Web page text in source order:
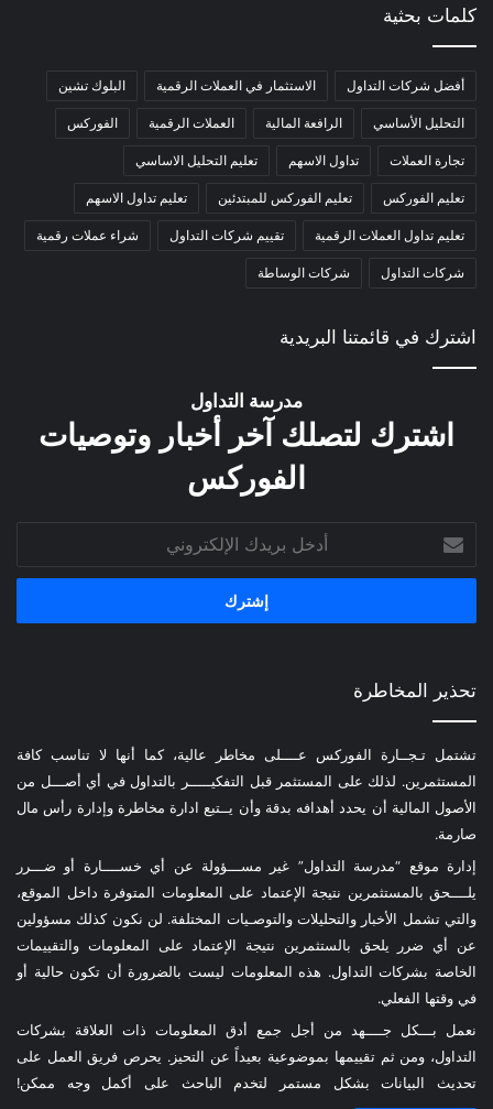
كلمات بحثية
أفضل شركات التداول الاستثمار في العملات الرقمية البلوك تشين
التحليل الأساسي الرافعة المالية العملات الرقمية الفوركس
تجارة العملات تداول الاسهم تعليم التحليل الاساسي
تعليم الفوركس تعليم الفوركس للمبتدئين تعليم تداول الاسهم
تعليم تداول العملات الرقمية تقييم شركات التداول شراء عملات رقمية
شركات التداول شركات الوساطة
اشترك في قائمتنا البريدية
مدرسة التداول
اشترك لتصلك آخر أخبار وتوصيات
الفوركس
بريدك
الإلكتروني
تحذير المخاطرة
تشتمل تـجــارة الفوركس عــــلى مخاطر عالية، كما أنها لا تناسب كافة
المستثمرين. لذلك على المستثمر قبل التفكيـــــر بالتداول في أي أصـــل من
الأصول المالية أن يحدد أهدافه بدقة وأن يــتبع ادارة مخاطرة وإدارة رأس مال
صارمة.
إدارة موقع “مدرسة التداول” غير مســـؤولة عن أي خســــارة أو ضـــرر
يلــــحق بالمستثمرين نتيجة الإعتماد على المعلومات المتوفرة داخل الموقع،
والتي تشمل الأخبار والتحليلات والتوصـيات المختلفة. لن نكون كذلك مسؤولين
عن أي ضرر يلحق بالستثمرين نتيجة الإعتماد على المعلومات والتقييمات
الخاصة بشركات التداول. هذه المعلومات ليست بالضرورة أن تكون حالية أو
في وقتها الفعلي.
نعمل بـــكل جــــهد من أجل جمع أدق المعلومات ذات العلاقة بشركات
التداول، ومن ثم تقييمها بموضوعية بعيداً عن التحيز. يحرص فريق العمل على
تحديث البيانات بشكل مستمر لتخدم الباحث على أكمل وجه ممكن!